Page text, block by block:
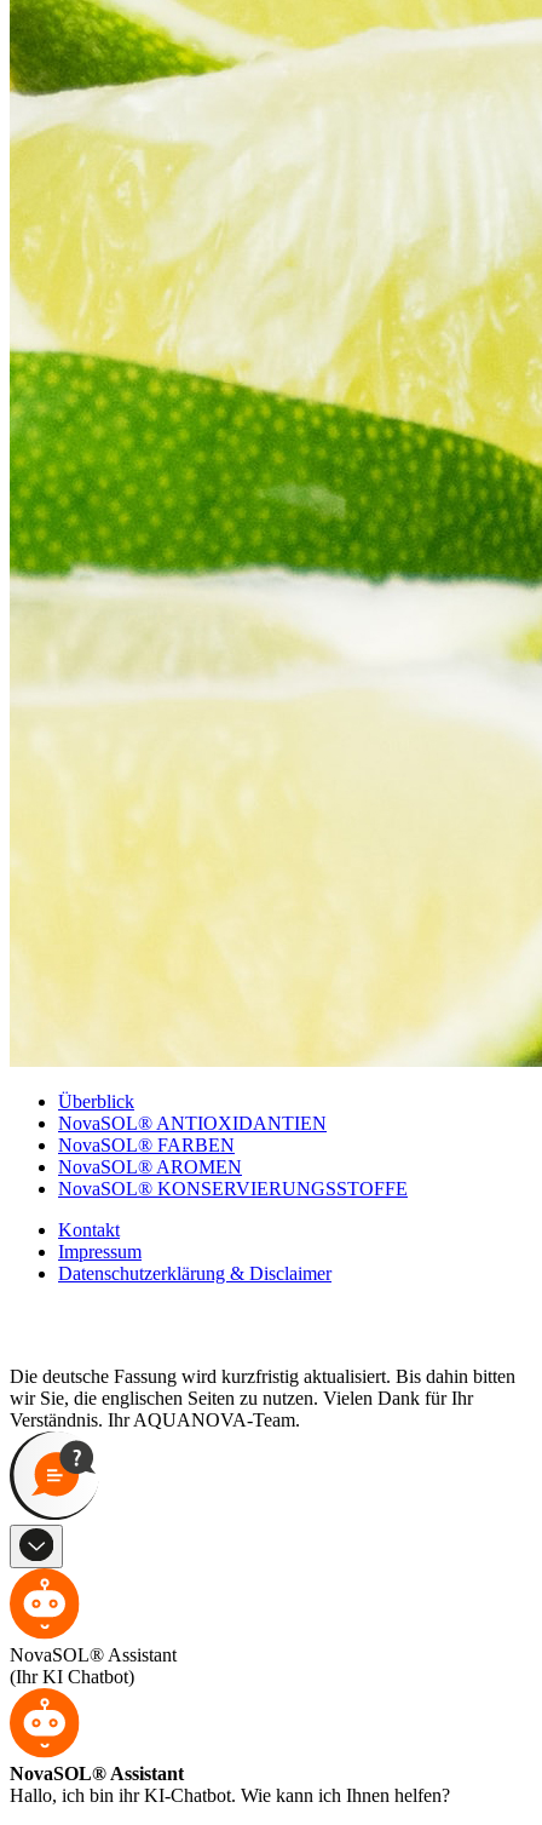
Überblick
NovaSOL® ANTIOXIDANTIEN
NovaSOL® FARBEN
NovaSOL® AROMEN
NovaSOL® KONSERVIERUNGSSTOFFE
Kontakt
Impressum
Datenschutzerklärung & Disclaimer
Die deutsche Fassung wird kurzfristig aktualisiert. Bis dahin bitten
wir Sie, die englischen Seiten zu nutzen. Vielen Dank für Ihr
Verständnis. Ihr AQUANOVA-Team.
NovaSOL® Assistant
(Ihr KI Chatbot)
NovaSOL® Assistant
Hallo, ich bin ihr KI-Chatbot. Wie kann ich Ihnen helfen?